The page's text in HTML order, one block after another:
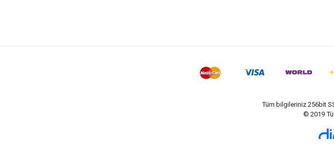
Tüm bilgileriniz 256bit
© 2019